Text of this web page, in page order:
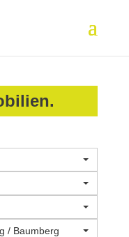
/ Baumberg